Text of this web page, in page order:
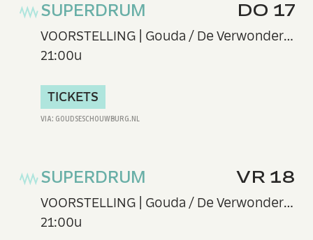
DO 17
SUPERDRUM
VOORSTELLING | Gouda / De Verwondering
21:00u
TICKETS
VR 18
SUPERDRUM
VOORSTELLING | Gouda / De Verwondering
21:00u